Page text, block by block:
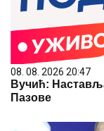
08. 08. 2026 20:47
Вучић:
Пазове